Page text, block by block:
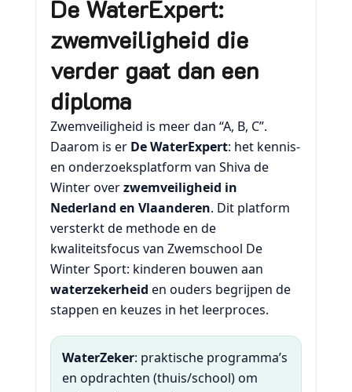
De WaterExpert:
zwemveiligheid die
verder gaat dan een
diploma
Zwemveiligheid is meer dan “A, B, C”.
Daarom is er De WaterExpert: het kennis-
en onderzoeksplatform van Shiva de
Winter overzwemveiligheid in
Nederland en Vlaanderen. Dit platform
versterkt de methode en de
kwaliteitsfocus van Zwemschool De
Winter Sport: kinderen bouwen aan
waterzekerheid en ouders begrijpen de
stappen en keuzes in het leerproces.
WaterZeker: praktische programma’s
en opdrachten (thuis/school) om